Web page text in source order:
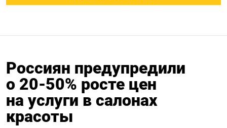
Россиян предупредили
о 20-50% росте цен
на услуги в салонах
красоты